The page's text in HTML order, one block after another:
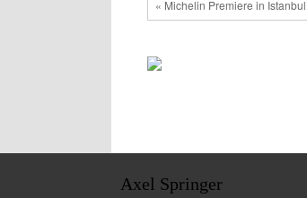
« Michelin Premiere in Istanbul
Axel Springer